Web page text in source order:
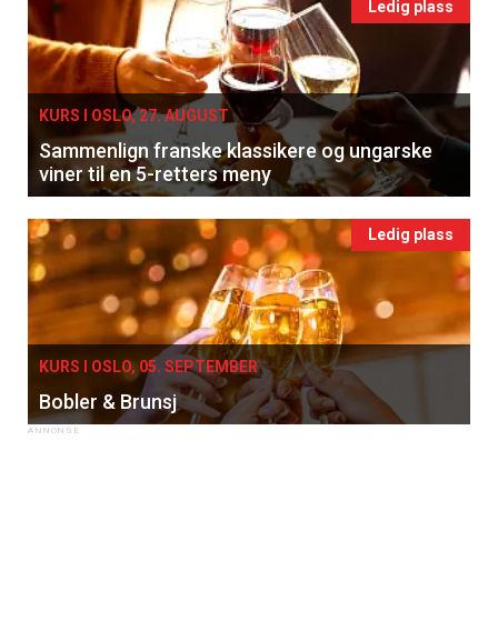
×
Få ukentlige nyhetsbrev fra
Apéritif
Vi tilbyr flere ukentlige nyhetsbrev. Du
kan fritt velge hvilke du ønsker å få
tilsendt.
Registrer deg
Ledig plass
KURS I OSLO, 27. AUGUST
Sammenlign franske klassikere og ungarske
viner til en 5-retters meny
Ledig plass
KURS I OSLO, 05. SEPTEMBER
Bobler & Brunsj